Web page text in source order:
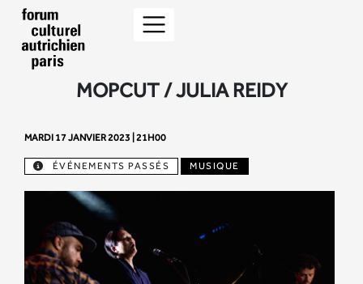
MOPCUT / JULIA REIDY
MARDI 17 JANVIER 2023 | 21H00
ÉVÉNEMENTS PASSÉS MUSIQUE